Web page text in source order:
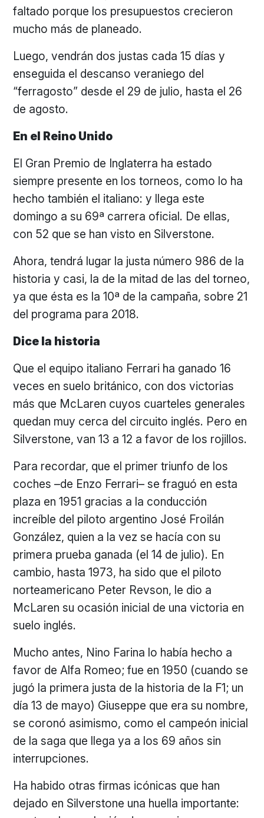
faltado porque los presupuestos crecieron
mucho más de planeado.
Luego, vendrán dos justas cada 15 días y
enseguida el descanso veraniego del
“ferragosto” desde el 29 de julio, hasta el 26
de agosto.
En el Reino Unido
El Gran Premio de Inglaterra ha estado
siempre presente en los torneos, como lo ha
hecho también el italiano: y llega este
domingo a su 69ª carrera oficial. De ellas,
con 52 que se han visto en Silverstone.
Ahora, tendrá lugar la justa número 986 de la
historia y casi, la de la mitad de las del torneo,
ya que ésta es la 10ª de la campaña, sobre 21
del programa para 2018.
Dice la historia
Que el equipo italiano Ferrari ha ganado 16
veces en suelo británico, con dos victorias
más que McLaren cuyos cuarteles generales
quedan muy cerca del circuito inglés. Pero en
Silverstone, van 13 a 12 a favor de los rojillos.
Para recordar, que el primer triunfo de los
coches –de Enzo Ferrari– se fraguó en esta
plaza en 1951 gracias a la conducción
increíble del piloto argentino José Froilán
González, quien a la vez se hacía con su
primera prueba ganada (el 14 de julio). En
cambio, hasta 1973, ha sido que el piloto
norteamericano Peter Revson, le dio a
McLaren su ocasión inicial de una victoria en
suelo inglés.
Mucho antes, Nino Farina lo había hecho a
favor de Alfa Romeo; fue en 1950 (cuando se
jugó la primera justa de la historia de la F1; un
día 13 de mayo) Giuseppe que era su nombre,
se coronó asimismo, como el campeón inicial
de la saga que llega ya a los 69 años sin
interrupciones.
Ha habido otras firmas icónicas que han
dejado en Silverstone una huella importante: